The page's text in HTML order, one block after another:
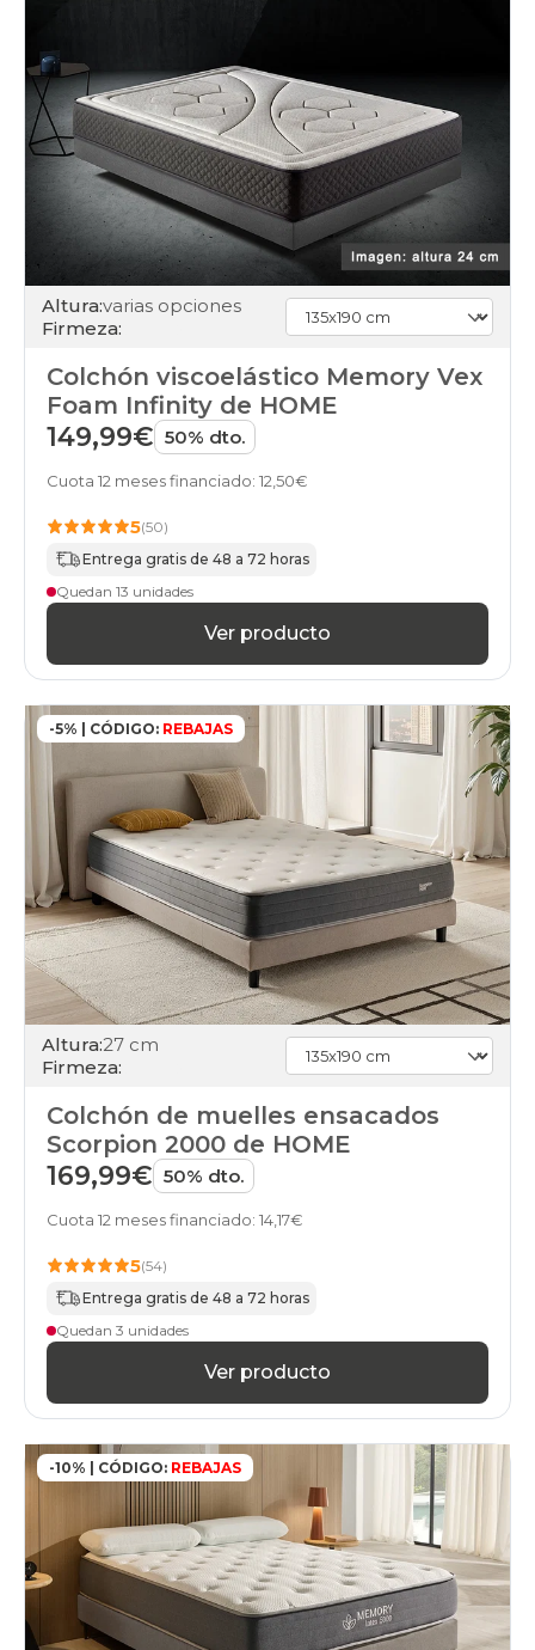
latex
colchones
somier
colchones
enrollados
colchones
colchones-
latex
colchones
articulable
colchones
juvenil
pack
colchones
dolor-
especial-
hoteles
geriatrico
colchones
bultex
colchones
pikolin
colchones
stylekomfort
colchones
top-
ventas
colchones
gama-
colchones
gama-
basic-
plus
colchones
gama-
silver
gama-
gold
diamond
buenos
precio
en-
oferta
financiados
colchones
gama-
alta
colchones
individuales
colchones
Altura:varias opciones
Firmeza:
Colchón viscoelástico Memory Vex
Foam Infinity de HOME
149,99€ 50% dto.
Cuota 12 meses financiado: 12,50€
5(50)
Entrega gratis de 48 a 72 horas
Quedan 13 unidades
Ver producto
-5% | CÓDIGO: REBAJAS
Altura:27 cm
Firmeza:
Colchón de muelles ensacados
Scorpion 2000 de HOME
169,99€ 50% dto.
Cuota 12 meses financiado: 14,17€
5(54)
Entrega gratis de 48 a 72 horas
Quedan 3 unidades
Ver producto
-10% | CÓDIGO: REBAJAS